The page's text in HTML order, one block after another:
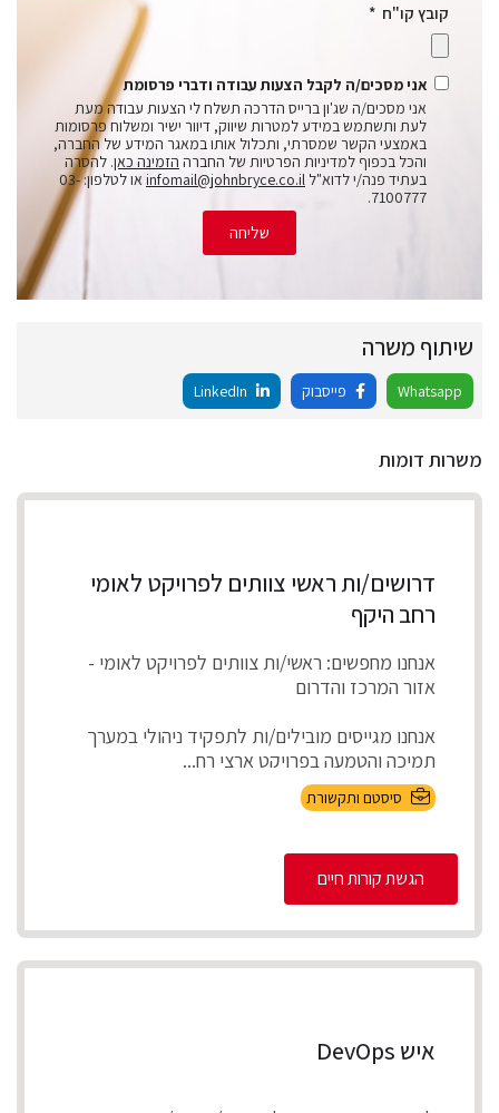
קובץ קו"ח
אני מסכים/ה לקבל הצעות עבודה ודברי פרסומת
אני מסכים/ה שג'ון ברייס הדרכה תשלח לי הצעות עבודה מעת
לעת ותשתמש במידע למטרות שיווק, דיוור ישיר ומשלוח פרסומות
באמצעי הקשר שמסרתי, ותכלול אותו במאגר המידע של החברה,
והכל בכפוף למדיניות הפרטיות של החברה הזמינה כאן. להסרה
בעתיד פנה/י לדוא"ל infomail@johnbryce.co.il
או לטלפון: 03-
7100777.
שליחה
שיתוף משרה
Whatsapp פייסבוק
משרות דומות
דרושים/ות ראשי צוותים לפרויקט לאומי
רחב היקף
אנחנו מחפשים: ראשי/ות צוותים לפרויקט לאומי -
אזור המרכז והדרום
אנחנו מגייסים מובילים/ות לתפקיד ניהולי במערך
תמיכה והטמעה בפרויקט ארצי רח...
סיסטם ותקשורת
הגשת קורות חיים
איש DevOps